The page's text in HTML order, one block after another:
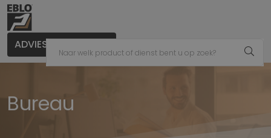
ADVIES AANVRAGEN
Bureau